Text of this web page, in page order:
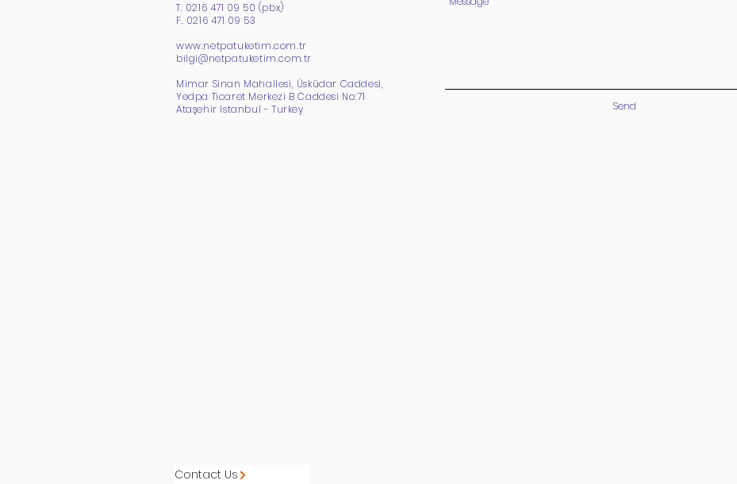
T. 0216 471 09 50 (pbx)
F. 0216 471 09 53
www.netpatuketim.com.tr
bilgi@netpatuketim.com.tr
Mimar Sinan Mahallesi, Üsküdar Caddesi,
Yedpa Ticaret Merkezi B Caddesi No:71
Ataşehir Istanbul - Turkey
Send
Contact Us